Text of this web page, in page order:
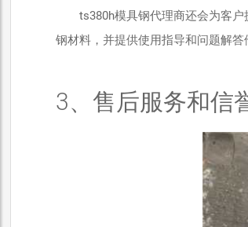
ts380h模具钢代理商还会为客
钢材料，并提供使用指导和问题解
3、售后服务和信